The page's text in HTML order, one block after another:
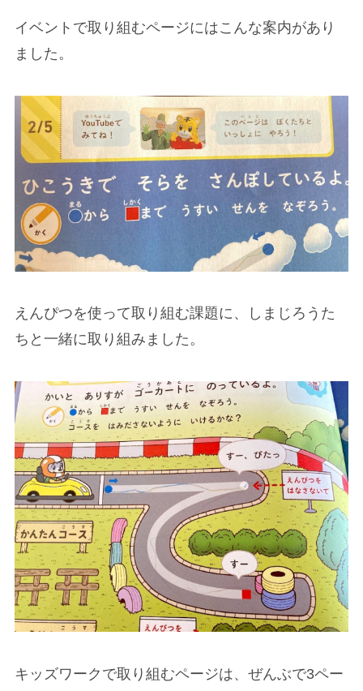
イベントで取り組むページにはこんな案内があり
ました。
えんぴつを使って取り組む課題に、しまじろうた
ちと一緒に取り組みました。
キッズワークで取り組むページは、ぜんぶで3ペー